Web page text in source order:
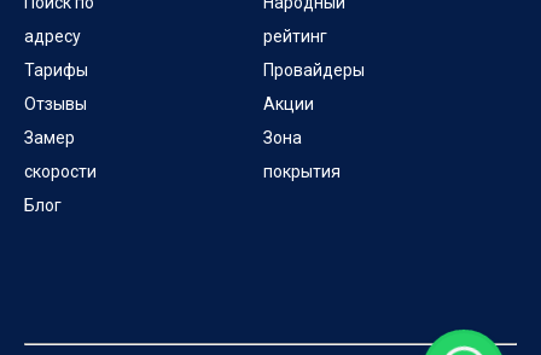
адресу
Тарифы
Отзывы
Замер
скорости
Блог
рейтинг
Провайдеры
Акции
Зона
покрытия